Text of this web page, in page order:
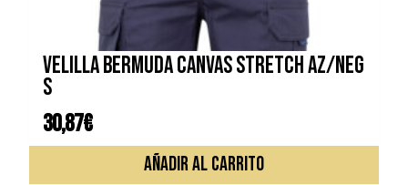
VELILLA BERMUDA CANVAS STRETCH AZ/NEG
S
30,87€
AÑADIR AL CARRITO